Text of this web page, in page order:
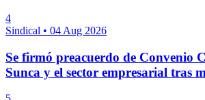
4
Sindical • 04 Aug 2026
Se firmó preacuerdo de Convenio
Sunca y el sector empresarial tras